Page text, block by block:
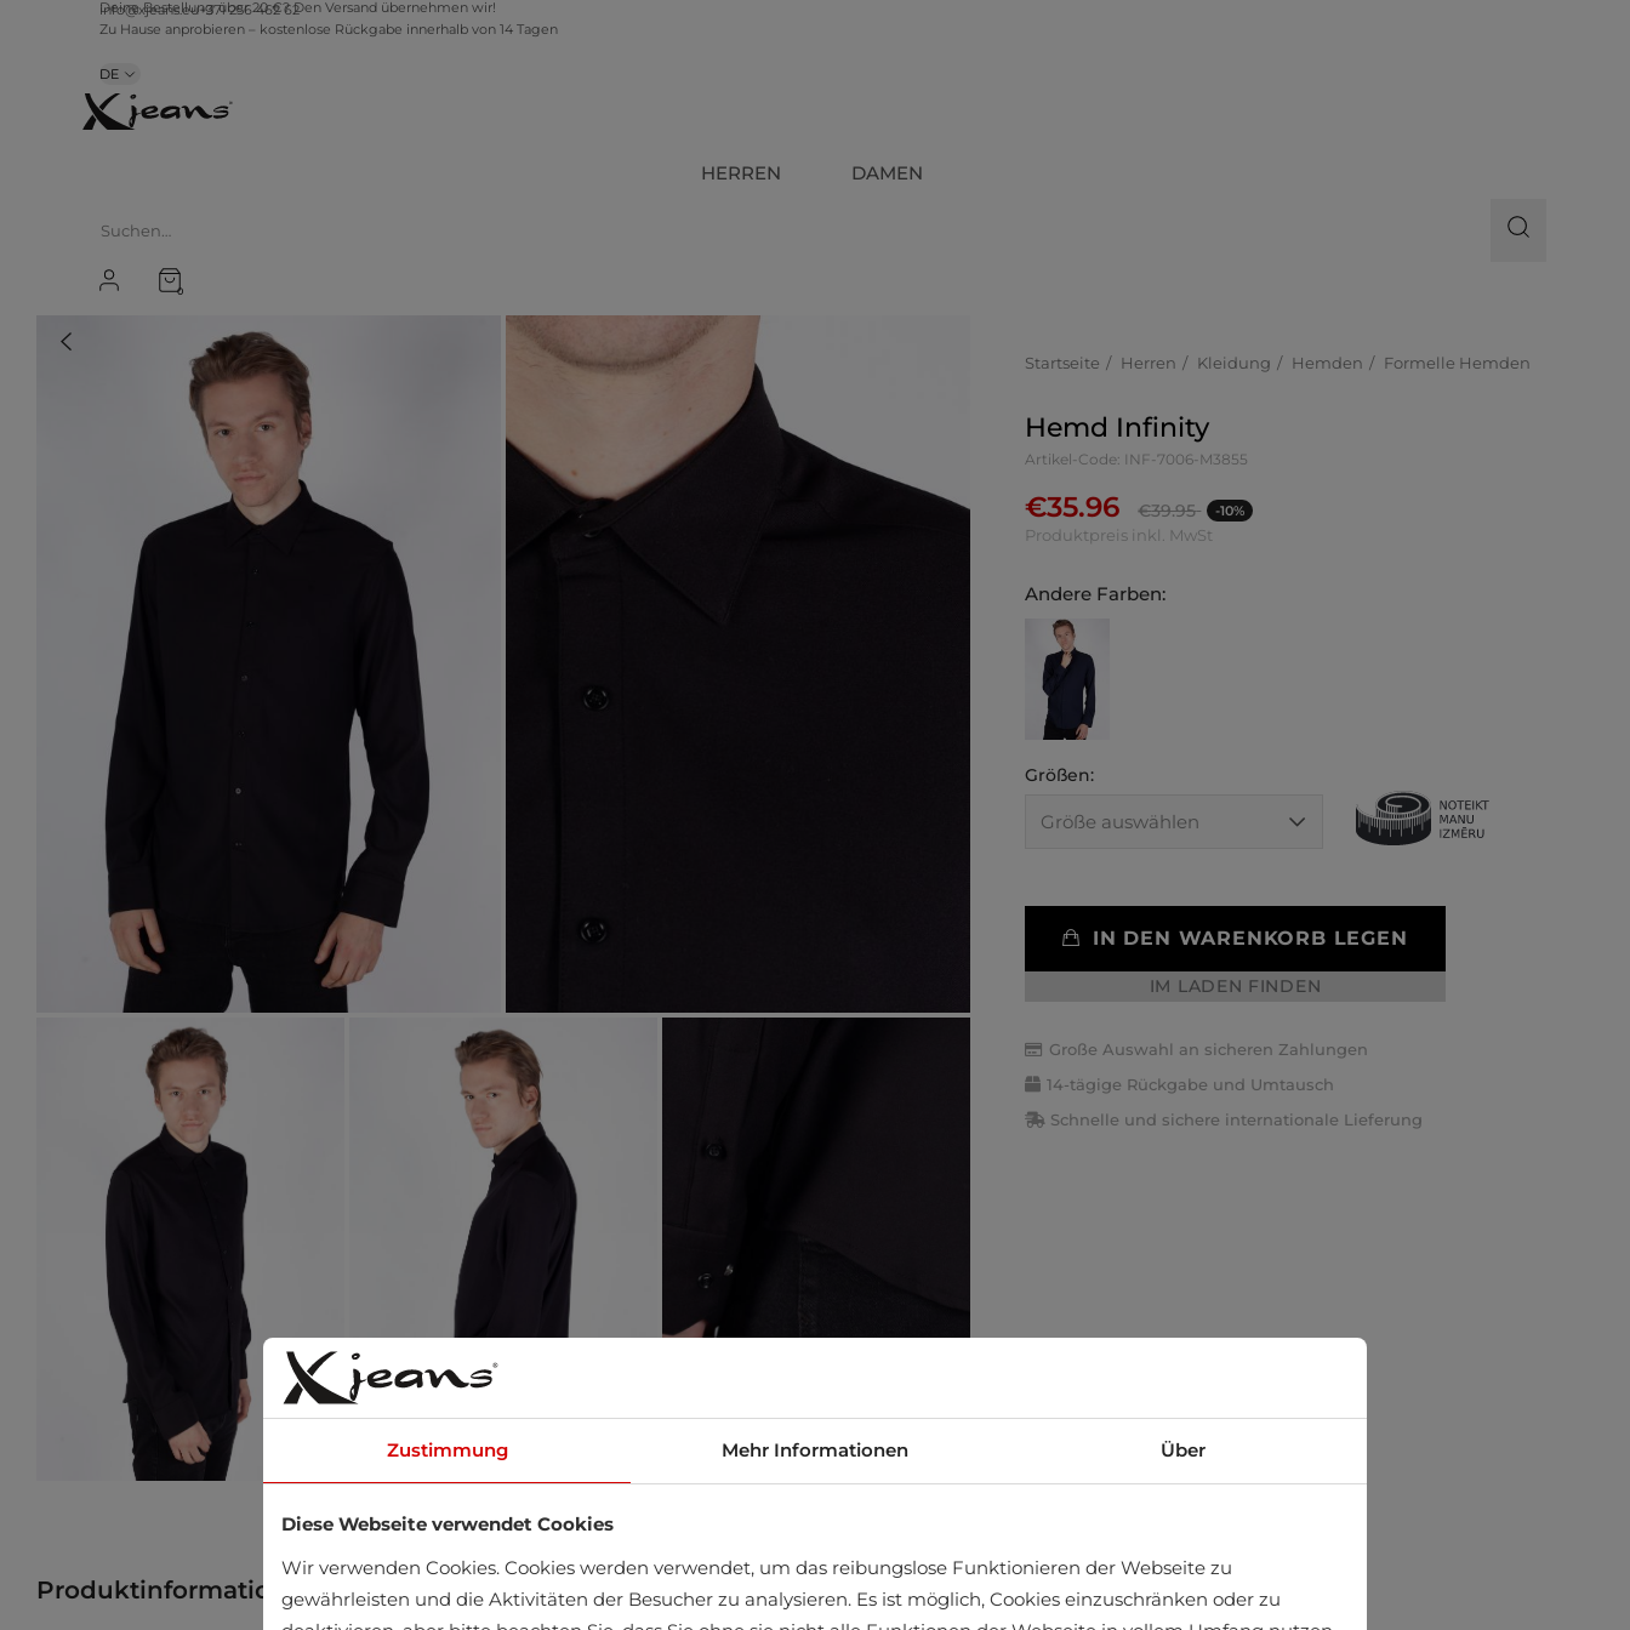
info@xjeans.eu+371 256 462 62
Deine Bestellung über 20 €? Den Versand übernehmen wir!
Zu Hause anprobieren – kostenlose Rückgabe innerhalb von 14 Tagen
DE
HERREN DAMEN
0
Startseite Herren Kleidung Hemden Formelle Hemden
Hemd Infinity
Artikel-Code: INF-7006-M3855
€35.96 €39.95 -10%
Produktpreis inkl. MwSt
Andere Farben:
Größen:
IN DEN WARENKORB LEGEN
IM LADEN FINDEN
Große Auswahl an sicheren Zahlungen
14-tägige Rückgabe und Umtausch
Schnelle und sichere internationale Lieferung
Produktinformation Produkt im Geschäft finden
Zustimmung Mehr Informationen Über
Diese Webseite verwendet Cookies
Wir verwenden Cookies. Cookies werden verwendet, um das reibungslose Funktionieren der Webseite zu
gewährleisten und die Aktivitäten der Besucher zu analysieren. Es ist möglich, Cookies einzuschränken oder zu